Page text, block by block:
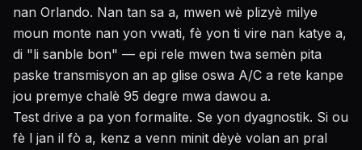
nan Orlando. Nan tan sa a, mwen wè plizyè milye
moun monte nan yon vwati, fè yon ti vire nan katye a,
di "li sanble bon" — epi rele mwen twa semèn pita
paske transmisyon an ap glise oswa A/C a rete kanpe
jou premye chalè 95 degre mwa dawou a.
Test drive a pa yon formalite. Se yon dyagnostik. Si ou
fè l jan il fò a, kenz a venn minit dèyè volan an pral